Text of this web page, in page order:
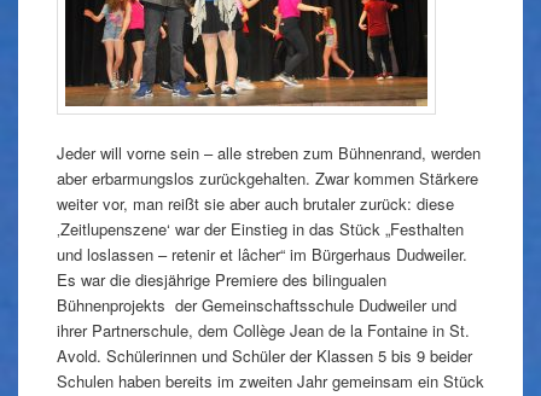
Jeder will vorne sein – alle streben zum Bühnenrand, werden
aber erbarmungslos zurückgehalten. Zwar kommen Stärkere
weiter vor, man reißt sie aber auch brutaler zurück: diese
‚Zeitlupenszene‘ war der Einstieg in das Stück „Festhalten
und loslassen – retenir et lâcher“ im Bürgerhaus Dudweiler.
Es war die diesjährige Premiere des bilingualen
Bühnenprojekts der Gemeinschaftsschule Dudweiler und
ihrer Partnerschule, dem Collège Jean de la Fontaine in St.
Avold. Schülerinnen und Schüler der Klassen 5 bis 9 beider
Schulen haben bereits im zweiten Jahr gemeinsam ein Stück